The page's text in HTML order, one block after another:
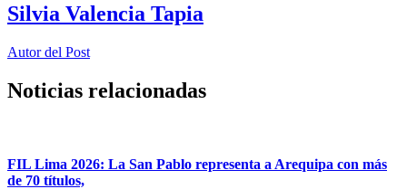
Silvia Valencia Tapia
Autor del Post
Noticias relacionadas
FIL Lima 2026: La San Pablo representa a Arequipa con más
de 70 títulos,